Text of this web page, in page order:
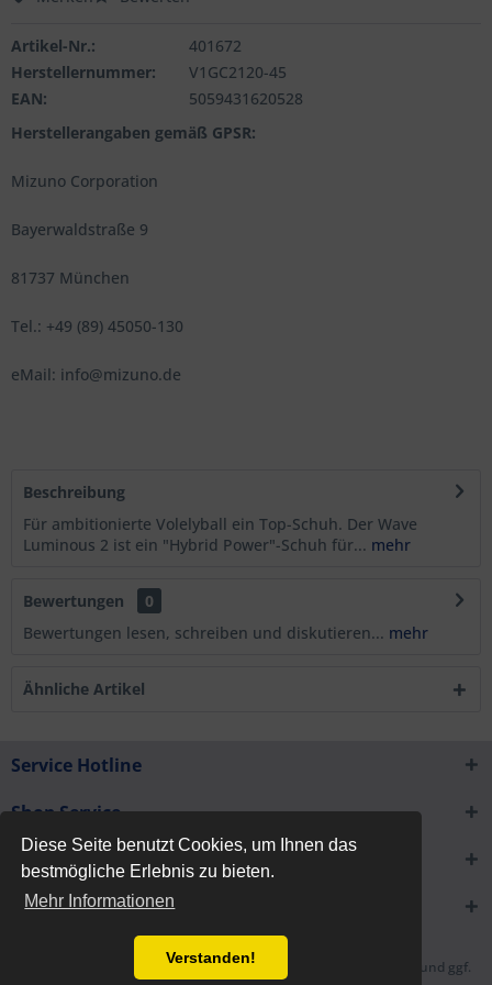
Diese Seite benutzt Cookies, um Ihnen das
bestmögliche Erlebnis zu bieten.
Mehr Informationen
Verstanden!
Artikel-Nr.:
401672
Herstellernummer:
V1GC2120-45
EAN:
5059431620528
Herstellerangaben gemäß GPSR:
Mizuno Corporation
Bayerwaldstraße 9
81737 München
Tel.: +49 (89) 45050-130
eMail: info@mizuno.de
Beschreibung
Für ambitionierte Volelyball ein Top-Schuh. Der Wave
Luminous 2 ist ein "Hybrid Power"-Schuh für... mehr
Bewertungen
0
Bewertungen lesen, schreiben und diskutieren... mehr
Ähnliche Artikel
Service Hotline
Shop Service
Informationen
Newsletter
* Alle Preise inkl. gesetzl. Mehrwertsteuer zzgl.
und ggf.